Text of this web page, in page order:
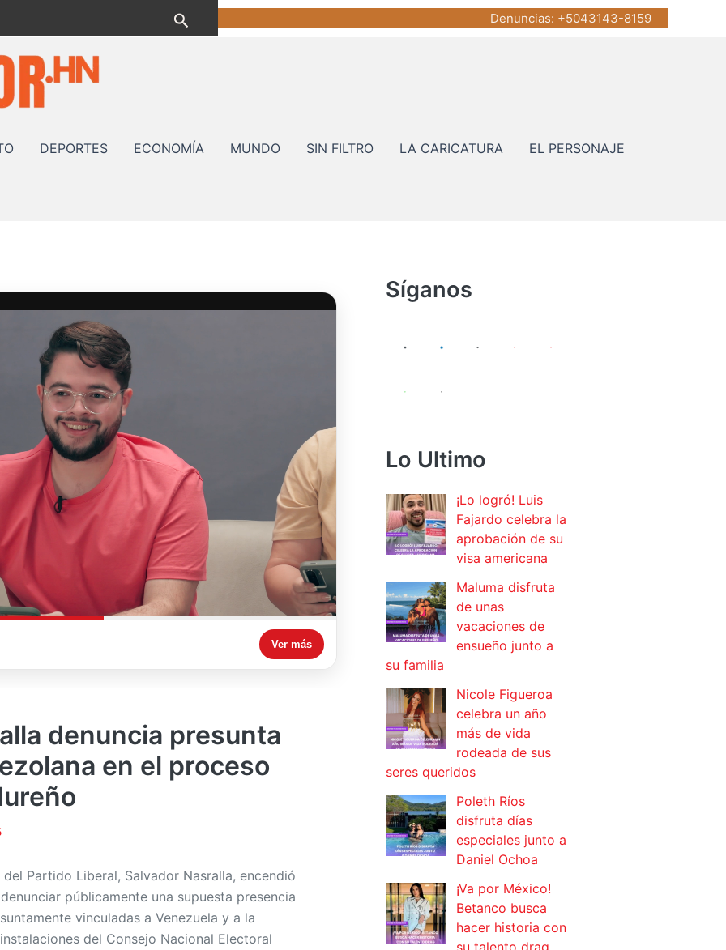
Buscar Denuncias: +5043143-8159
DEPORTES ECONOMÍA MUNDO SIN FILTRO LA CARICATURA EL PERSONAJE
Ver más
denuncia presunta
en el proceso
Partido Liberal, Salvador Nasralla, encendió
públicamente una supuesta presencia
vinculadas a Venezuela y a la
del Consejo Nacional Electoral
Síganos
Lo Ultimo
¡Lo logró! Luis
Fajardo celebra la
aprobación de su
visa americana
Maluma disfruta
de unas
vacaciones de
ensueño junto a
su familia
Nicole Figueroa
celebra un año
más de vida
rodeada de sus
seres queridos
Poleth Ríos
disfruta días
especiales junto a
Daniel Ochoa
¡Va por México!
Betanco busca
hacer historia con